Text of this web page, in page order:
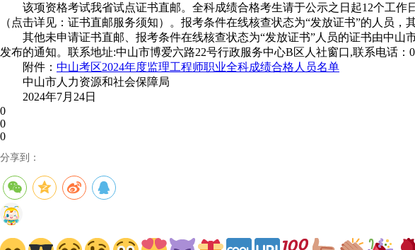
该项资格考试我省试点证书直邮。全科成绩合格考生请于公示之日起12个工作
（点击详见：证书直邮服务须知）。报考条件在线核查状态为“发放证书”的人员，
其他未申请证书直邮、报考条件在线核查状态为“发放证书”人员的证书由中山
发布的通知。联系地址:中山市博爱六路22号行政服务中心B区人社窗口,联系电话：
附件： 中山考区2024年度监理工程师职业全科成绩合格人员名单
中山市人力资源和社会保障局
2024年7月24日
0
0
0
分享到：